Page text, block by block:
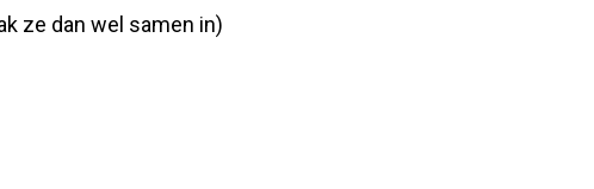
ze dan wel samen in)